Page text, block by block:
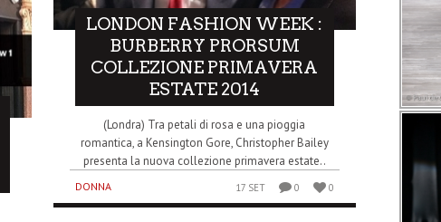
LONDON FASHION WEEK :
BURBERRY PRORSUM
COLLEZIONE PRIMAVERA
ESTATE 2014
(Londra) Tra petali di rosa e una pioggia
romantica, a Kensington Gore, Christopher Bailey
presenta la nuova collezione primavera estate..
DONNA 17 SET 0 0